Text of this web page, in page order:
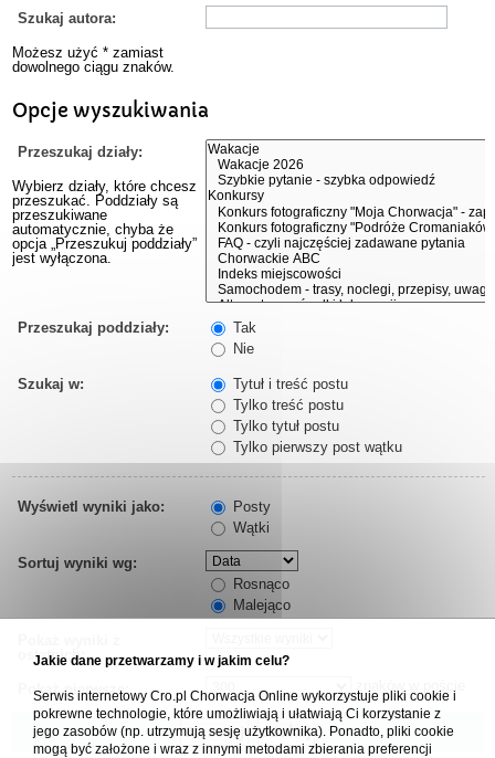
Szukaj autora:
Możesz użyć * zamiast
dowolnego ciągu znaków.
Opcje wyszukiwania
Przeszukaj działy:
Wybierz działy, które chcesz
przeszukać. Poddziały są
przeszukiwane
automatycznie, chyba że
opcja „Przeszukuj poddziały”
jest wyłączona.
Przeszukaj poddziały:
Tak
Nie
Szukaj w:
Tytuł i treść postu
Tylko treść postu
Tylko tytuł postu
Tylko pierwszy post wątku
Wyświetl wyniki jako:
Posty
Wątki
Sortuj wyniki wg:
Rosnąco
Malejąco
ostatnich:
Pokaż pierwsze:
Jakie dane przetwarzamy i w jakim celu?
Serwis internetowy Cro.pl Chorwacja Online wykorzystuje pliki cookie i
pokrewne technologie, które umożliwiają i ułatwiają Ci korzystanie z
jego zasobów (np. utrzymują sesję użytkownika). Ponadto, pliki cookie
mogą być założone i wraz z innymi metodami zbierania preferencji